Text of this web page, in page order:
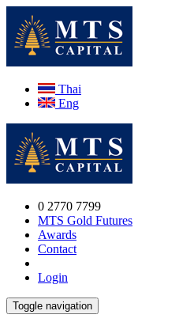
Thai
Eng
0 2770 7799
MTS Gold Futures
Awards
Contact
Login
Toggle navigation